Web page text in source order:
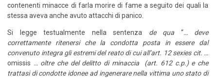
contenenti minacce di farla morire di fame a seguito dei quali la
stessa aveva anche avuto attacchi di panico.
Si legge testualmente nella sentenza de qua “… deve
correttamente ritenersi che la condotta posta in essere dal
convenuto integra gli estremi del reato di cui all’art. 12 sexies cit. …
omissis … oltre che del delitto di minaccia (art. 612 c.p.) e che
trattasi di condotte idonee ad ingenerare nella vittima uno stato di